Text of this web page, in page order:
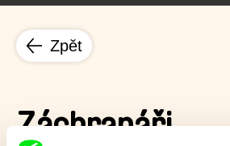
Zpět
Záchranáři